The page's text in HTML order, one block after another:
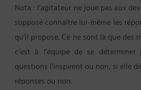
Nota : l’agitateur ne joue pas aux
supposé connaître lui-même les
qu’il propose. Ce ne sont là que des
c’est à l’équipe de se
questions l’inspirent ou non, si elle
réponses ou non.